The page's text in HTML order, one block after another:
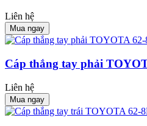
Liên hệ
Mua ngay
Cáp thắng tay phải
Liên hệ
Mua ngay